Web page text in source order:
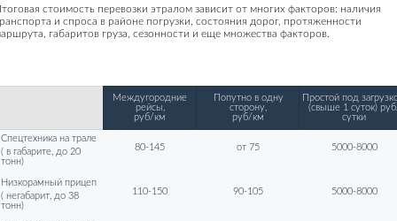
стоимость перевозки этралом зависит от многих факторов: наличия
и спроса в районе погрузки, состояния дорог, протяженности
габаритов груза, сезонности и еще множества факторов.
Междугородние
рейсы,
руб/км
Попутно в одну
сторону,
руб/км
Простой под
(свыше 1 суток)
сутки
Спецтехника на трале
( в габарите, до 20
тонн)
80-145 от 75 5000-8000
Низкорамный прицеп
( негабарит, до 38
тонн)
110-150 90-105 5000-8000